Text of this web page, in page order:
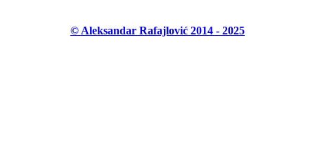
© Aleksandar Rafajlović 2014 - 2025